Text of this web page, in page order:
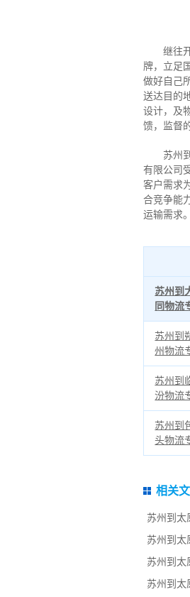
继往开
牌，立足
做好自己
送达目的
设计，及
馈，监督
苏州到
有限公司
客户需求
合竞争能
运输需求。
苏州到
同物流
苏州到
州物流
苏州到
汾物流
苏州到
头物流
相关
苏州到太
苏州到太
苏州到太
苏州到太